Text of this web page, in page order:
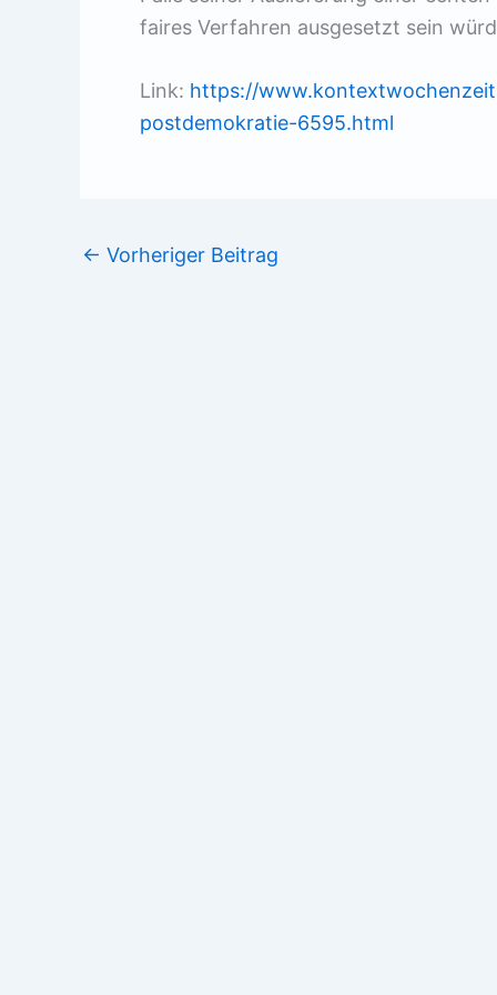
faires Verfahren ausgesetzt sein
Link: https://
postdemokratie-6595.html
← Vorheriger Beitrag